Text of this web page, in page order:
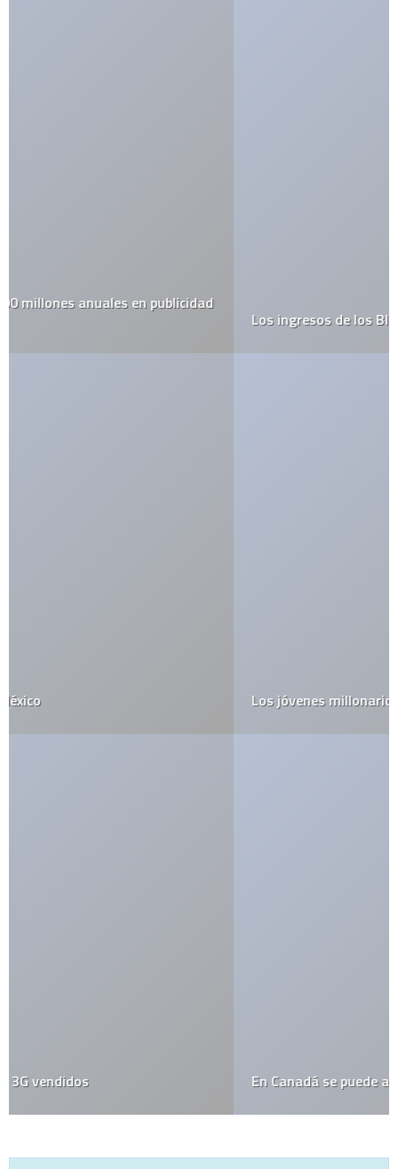
Los jóvenes millonarios de internet
En Canadá se puede alquilar el cine para jugar Xbox